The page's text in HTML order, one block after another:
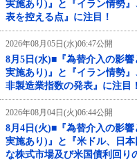
実施あり)』と『イラン情勢
表を控える点』に注目！
2026年08月05日(水)06:47公開
8月5日(水)■『為替介入の影
実施あり)』と『イラン情勢
非製造業指数の発表』に注目！
2026年08月04日(火)06:44公開
8月4日(火)■『為替介入の影
実施あり)』と『米ドル、日
な株式市場及び米国債利回り